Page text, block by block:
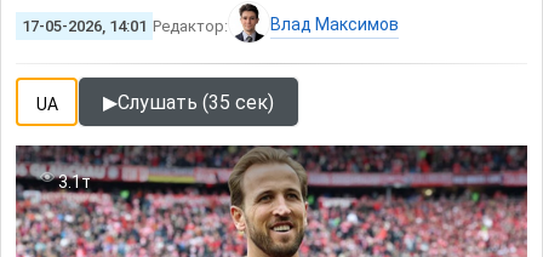
17-05-2026, 14:01 Редактор: Влад Максимов
UA ▶Слушать (35 сек)
3.1т